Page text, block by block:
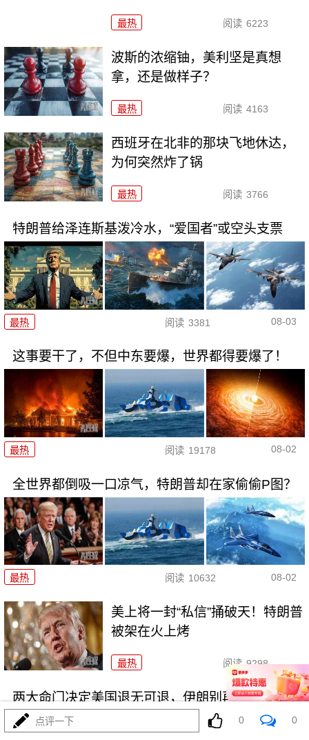
最热 阅读 6223
波斯的浓缩铀，美利坚是真想
拿，还是做样子？
最热 阅读 4163
西班牙在北非的那块飞地休达，
为何突然炸了锅
最热 阅读 3766
特朗普给泽连斯基泼冷水，“爱国者”或空头支票
最热 阅读 3381 08-03
这事要干了，不但中东要爆，世界都得要爆了！
最热 阅读 19178 08-02
全世界都倒吸一口凉气，特朗普却在家偷偷P图？
最热 阅读 10632 08-02
美上将一封“私信”捅破天！特朗普
被架在火上烤
最热 阅读 9298
两大命门决定美国退无可退，伊朗别再幻想了！
点评一下 0 0